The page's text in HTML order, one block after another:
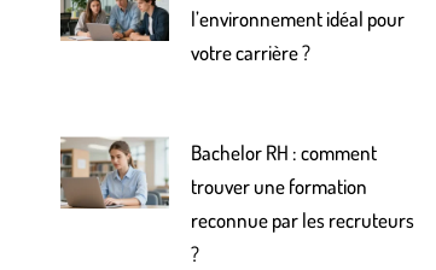
l’environnement idéal pour
votre carrière ?
Bachelor RH : comment
trouver une formation
reconnue par les recruteurs
?